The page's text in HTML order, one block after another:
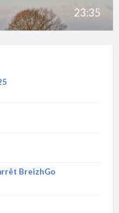
23:35
BreizhGo